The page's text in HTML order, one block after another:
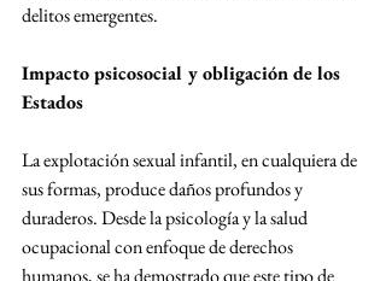
delitos emergentes.
Impacto psicosocial y obligación de los
Estados
La explotación sexual infantil, en cualquiera de
sus formas, produce daños profundos y
duraderos. Desde la psicología y la salud
ocupacional con enfoque de derechos
humanos, se ha demostrado que este tipo de